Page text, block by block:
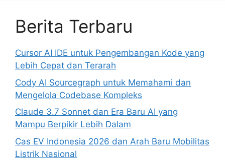
Berita Terbaru
Cursor AI IDE untuk Pengembangan Kode yang
Lebih Cepat dan Terarah
Cody AI Sourcegraph untuk Memahami dan
Mengelola Codebase Kompleks
Claude 3.7 Sonnet dan Era Baru AI yang
Mampu Berpikir Lebih Dalam
Cas EV Indonesia 2026 dan Arah Baru Mobilitas
Listrik Nasional